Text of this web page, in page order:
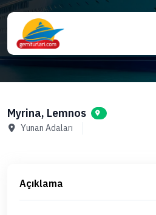
Myrina, Lemnos
Yunan Adaları
Açıklama